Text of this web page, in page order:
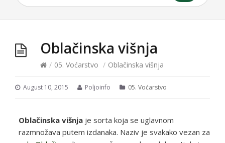
Oblačinska višnja
/ 05. Voćarstvo / Oblačinska višnja
August 10, 2015 Poljoinfo 05. Voćarstvo
Oblačinska višnja je sorta koja se uglavnom
razmnožava putem izdanaka. Naziv je svakako vezan za